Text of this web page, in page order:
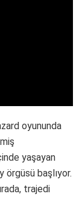
oyununda
yaşayan
örgüsü başlıyor.
trajedi